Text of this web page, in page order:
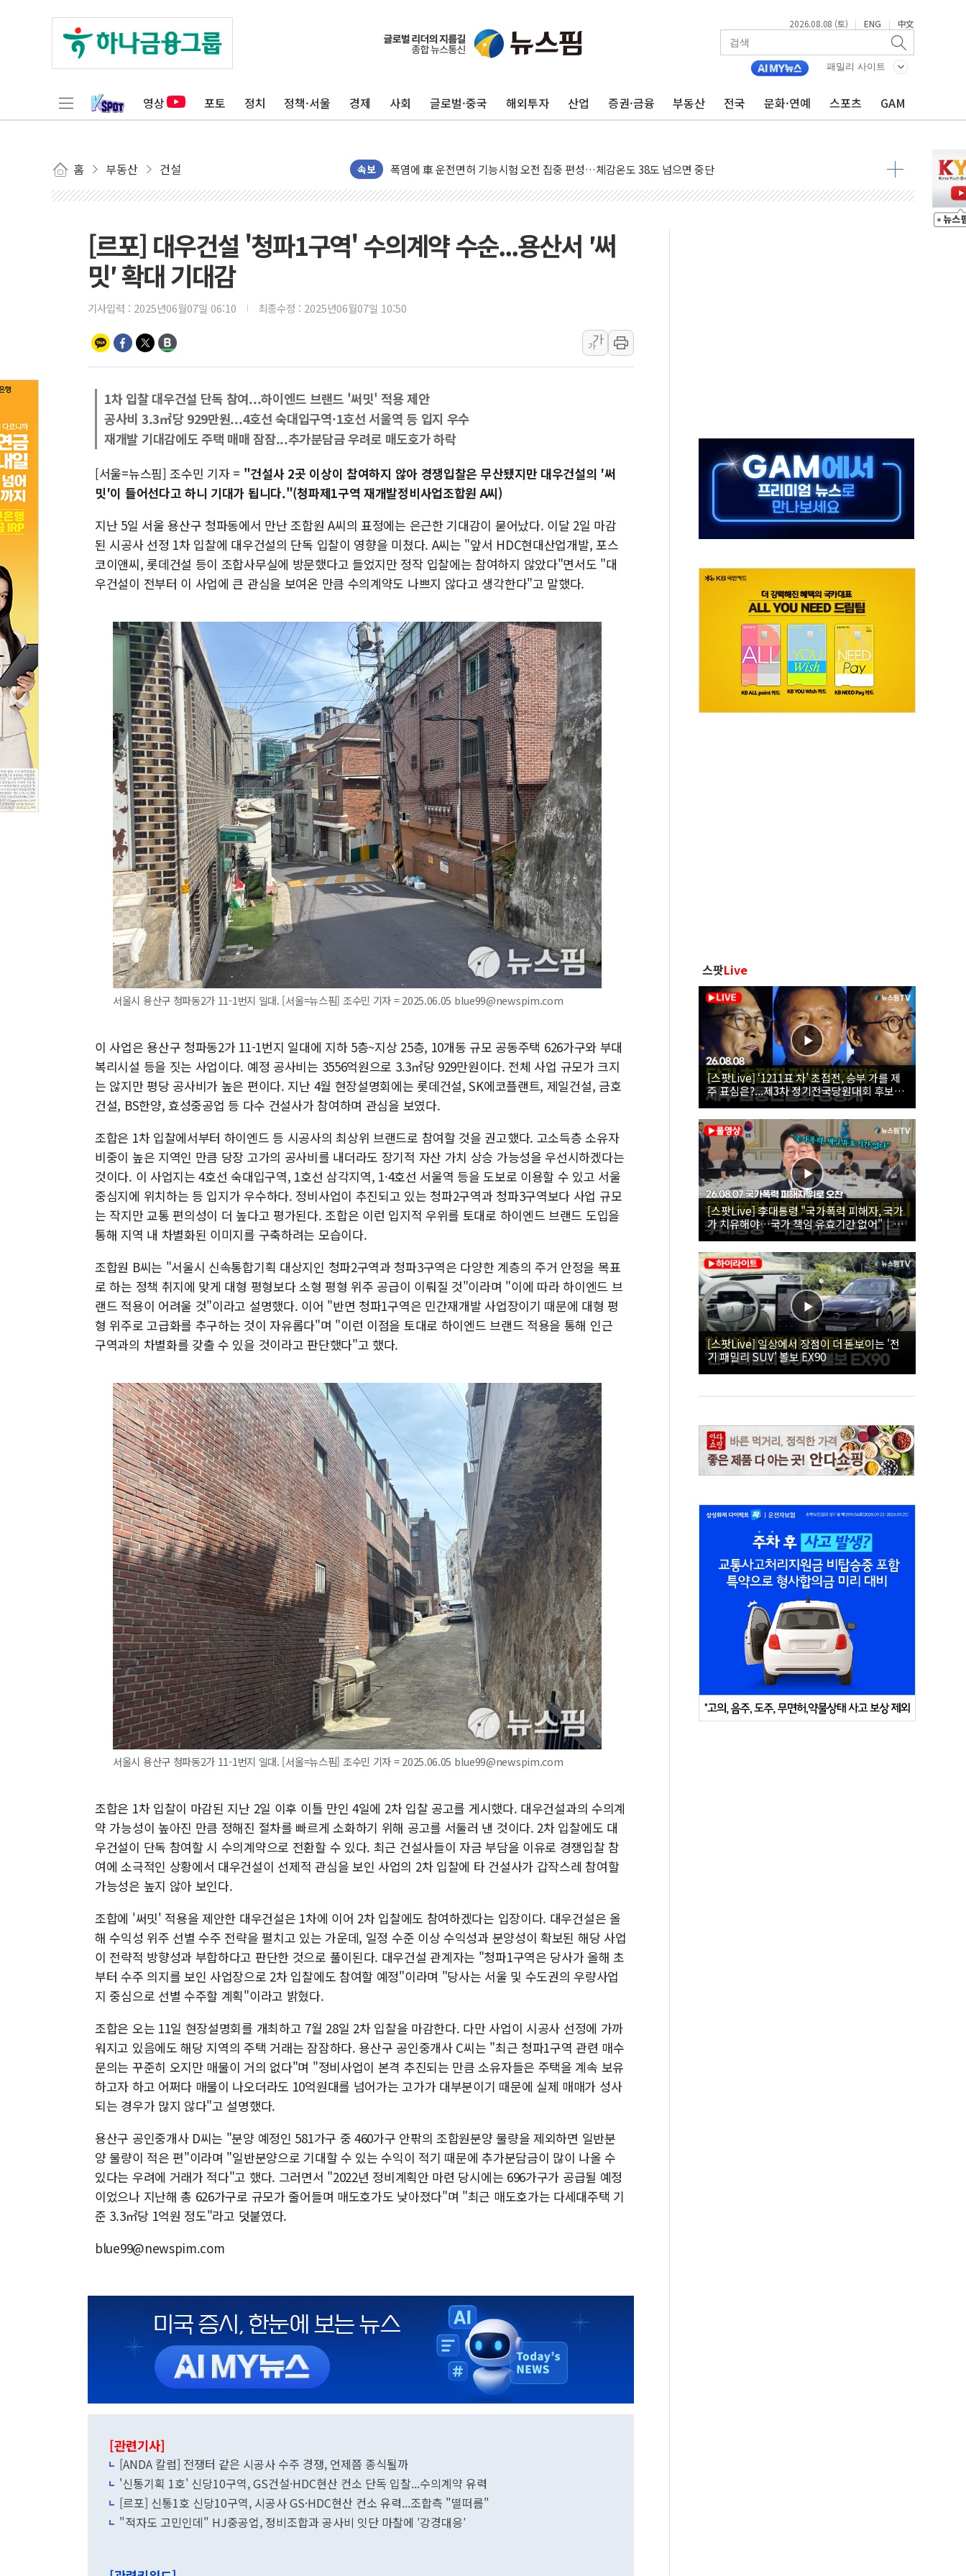
2026.08.08 (토) | ENG | 中文
패밀리 사이트
영상 포토 정치 정책·서울 경제 사회 글로벌·중국 해외투자 산업 증권·금융 부동산 전국 문화·연예 스포츠 GAM
홈 부동산 건설 속보
中 전방위 아파트 부양, 수도 베이징도 부동산 규제 철폐
인제 용대리 계곡서 수위 상승으로 피서객 7명 고립…전원 구조
강원 중·남부 동해안 시간당 50mm 이상 폭우…호우경보 발효
李대통령, 'ISA·주가누르기 방지법' 전면 재검토 지시
'호우 특보' 경북 울진 시간당 20~30mm 강한 비...가뭄 해소될 듯
오세훈 "용산공원 주택 검토, 민주당 스스로 원칙 뒤집는 것"
충북 주말 무더위 지속…청주·진천 35도, 곳곳 소나기
뉴욕증시, 고용 쇼크에 금리 인상 우려 후퇴…S&P500 최고치
트럼프, 쿡 연준 이사 해임 재추진…"26일까지 의혹 소명" 요구
미 연준 매파 기세 꺾이나…고용 감소에 9월 동결 전망 우세
[종합] 이슬람 수니파 3국, '공동방위협정' 체결… 이스라엘·이란 위협에 맞설 자체 억지력 강화
트럼프, 백신·자폐증 행정명령 검토…"이르면 다음 주"
[르포] 대우건설 '청파1구역' 수의계약 수순...용산서 ′써
밋′ 확대 기대감
기사입력 : 2025년06월07일 06:10 최종수정 : 2025년06월07일 10:50
가
가
1차 입찰 대우건설 단독 참여...하이엔드 브랜드 '써밋' 적용 제안
공사비 3.3㎡당 929만원...4호선 숙대입구역·1호선 서울역 등 입지 우수
재개발 기대감에도 주택 매매 잠잠...추가분담금 우려로 매도호가 하락
[서울=뉴스핌] 조수민 기자 = "건설사 2곳 이상이 참여하지 않아 경쟁입찰은 무산됐지만 대우건설의 ′써
밋′이 들어선다고 하니 기대가 됩니다."(청파제1구역 재개발정비사업조합원 A씨)
지난 5일 서울 용산구 청파동에서 만난 조합원 A씨의 표정에는 은근한 기대감이 묻어났다. 이달 2일 마감
된 시공사 선정 1차 입찰에 대우건설의 단독 입찰이 영향을 미쳤다. A씨는 "앞서 HDC현대산업개발, 포스
코이앤씨, 롯데건설 등이 조합사무실에 방문했다고 들었지만 정작 입찰에는 참여하지 않았다"면서도 "대
우건설이 전부터 이 사업에 큰 관심을 보여온 만큼 수의계약도 나쁘지 않다고 생각한다"고 말했다.
서울시 용산구 청파동2가 11-1번지 일대. [서울=뉴스핌] 조수민 기자 = 2025.06.05 blue99@newspim.com
이 사업은 용산구 청파동2가 11-1번지 일대에 지하 5층~지상 25층, 10개동 규모 공동주택 626가구와 부대
복리시설 등을 짓는 사업이다. 예정 공사비는 3556억원으로 3.3㎡당 929만원이다. 전체 사업 규모가 크지
는 않지만 평당 공사비가 높은 편이다. 지난 4월 현장설명회에는 롯데건설, SK에코플랜트, 제일건설, 금호
건설, BS한양, 효성중공업 등 다수 건설사가 참여하며 관심을 보였다.
조합은 1차 입찰에서부터 하이엔드 등 시공사의 최상위 브랜드로 참여할 것을 권고했다. 고소득층 소유자
비중이 높은 지역인 만큼 당장 고가의 공사비를 내더라도 장기적 자산 가치 상승 가능성을 우선시하겠다는
것이다. 이 사업지는 4호선 숙대입구역, 1호선 삼각지역, 1·4호선 서울역 등을 도보로 이용할 수 있고 서울
중심지에 위치하는 등 입지가 우수하다. 정비사업이 추진되고 있는 청파2구역과 청파3구역보다 사업 규모
는 작지만 교통 편의성이 더 높다고 평가된다. 조합은 이런 입지적 우위를 토대로 하이엔드 브랜드 도입을
통해 지역 내 차별화된 이미지를 구축하려는 모습이다.
조합원 B씨는 "서울시 신속통합기획 대상지인 청파2구역과 청파3구역은 다양한 계층의 주거 안정을 목표
로 하는 정책 취지에 맞게 대형 평형보다 소형 평형 위주 공급이 이뤄질 것"이라며 "이에 따라 하이엔드 브
랜드 적용이 어려울 것"이라고 설명했다. 이어 "반면 청파1구역은 민간재개발 사업장이기 때문에 대형 평
형 위주로 고급화를 추구하는 것이 자유롭다"며 "이런 이점을 토대로 하이엔드 브랜드 적용을 통해 인근
구역과의 차별화를 갖출 수 있을 것이라고 판단했다"고 했다.
서울시 용산구 청파동2가 11-1번지 일대. [서울=뉴스핌] 조수민 기자 = 2025.06.05 blue99@newspim.com
조합은 1차 입찰이 마감된 지난 2일 이후 이틀 만인 4일에 2차 입찰 공고를 게시했다. 대우건설과의 수의계
약 가능성이 높아진 만큼 정해진 절차를 빠르게 소화하기 위해 공고를 서둘러 낸 것이다. 2차 입찰에도 대
우건설이 단독 참여할 시 수의계약으로 전환할 수 있다. 최근 건설사들이 자금 부담을 이유로 경쟁입찰 참
여에 소극적인 상황에서 대우건설이 선제적 관심을 보인 사업의 2차 입찰에 타 건설사가 갑작스레 참여할
가능성은 높지 않아 보인다.
조합에 '써밋' 적용을 제안한 대우건설은 1차에 이어 2차 입찰에도 참여하겠다는 입장이다. 대우건설은 올
해 수익성 위주 선별 수주 전략을 펼치고 있는 가운데, 일정 수준 이상 수익성과 분양성이 확보된 해당 사업
이 전략적 방향성과 부합하다고 판단한 것으로 풀이된다. 대우건설 관계자는 "청파1구역은 당사가 올해 초
부터 수주 의지를 보인 사업장으로 2차 입찰에도 참여할 예정"이라며 "당사는 서울 및 수도권의 우량사업
지 중심으로 선별 수주할 계획"이라고 밝혔다.
조합은 오는 11일 현장설명회를 개최하고 7월 28일 2차 입찰을 마감한다. 다만 사업이 시공사 선정에 가까
워지고 있음에도 해당 지역의 주택 거래는 잠잠하다. 용산구 공인중개사 C씨는 "최근 청파1구역 관련 매수
문의는 꾸준히 오지만 매물이 거의 없다"며 "정비사업이 본격 추진되는 만큼 소유자들은 주택을 계속 보유
하고자 하고 어쩌다 매물이 나오더라도 10억원대를 넘어가는 고가가 대부분이기 때문에 실제 매매가 성사
되는 경우가 많지 않다"고 설명했다.
용산구 공인중개사 D씨는 "분양 예정인 581가구 중 460가구 안팎의 조합원분양 물량을 제외하면 일반분
양 물량이 적은 편"이라며 "일반분양으로 기대할 수 있는 수익이 적기 때문에 추가분담금이 많이 나올 수
있다는 우려에 거래가 적다"고 했다. 그러면서 "2022년 정비계획안 마련 당시에는 696가구가 공급될 예정
이었으나 지난해 총 626가구로 규모가 줄어들며 매도호가도 낮아졌다"며 "최근 매도호가는 다세대주택 기
준 3.3㎡당 1억원 정도"라고 덧붙였다.
blue99@newspim.com
[관련기사]
[ANDA 칼럼] 전쟁터 같은 시공사 수주 경쟁, 언제쯤 종식될까
'신통기획 1호' 신당10구역, GS건설·HDC현산 컨소 단독 입찰...수의계약 유력
[르포] 신통1호 신당10구역, 시공사 GS·HDC현산 컨소 유력...조합측 "떨떠름"
"적자도 고민인데" HJ중공업, 정비조합과 공사비 잇단 마찰에 ′강경대응′
스팟Live
[스팟Live] ‘1211표 차’ 초접전, 승부 가를 제
주 표심은?...제3차 정기전국당원대회 후보자
제주 합동연설회 생중계 | 26.08.08
[스팟Live] 李대통령 "국가폭력 피해자, 국가
가 치유해야…국가 책임 유효기간 없어"｜
26.08.07 국가폭력 피해자 위로 오찬
[스팟Live] 일상에서 장점이 더 돋보이는 '전
기 패밀리 SUV' 볼보 EX90